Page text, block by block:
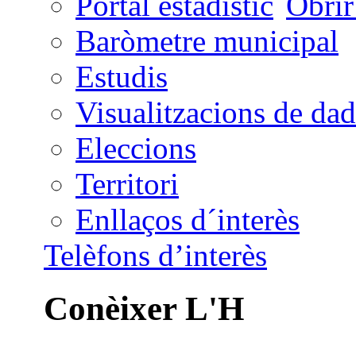
Baròmetre municipal
Estudis
Visualitzacions de
Eleccions
Territori
Enllaços d´interès
Telèfons d’interès
Conèixer L'H